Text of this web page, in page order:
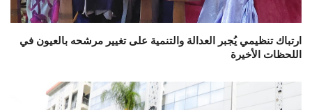
ارتباك تنظيمي يُجبر العدالة والتنمية على تغيير مرشحه بالعيون في
اللحظات الأخيرة